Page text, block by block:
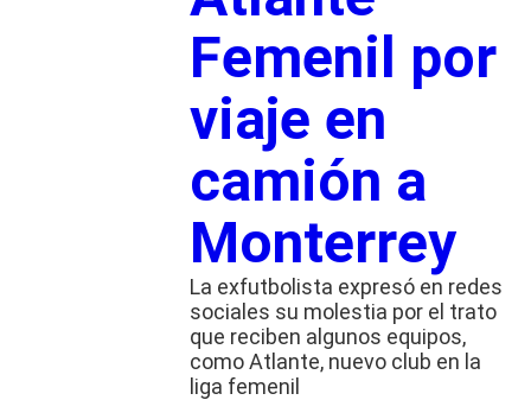
Femenil por
viaje en
camión a
Monterrey
La exfutbolista expresó en redes
sociales su molestia por el trato
que reciben algunos equipos,
como Atlante, nuevo club en la
liga femenil